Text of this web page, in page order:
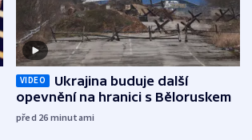
VIDEO
Ukrajina buduje další
opevnění na hranici s Běloruskem
před 26 minutami